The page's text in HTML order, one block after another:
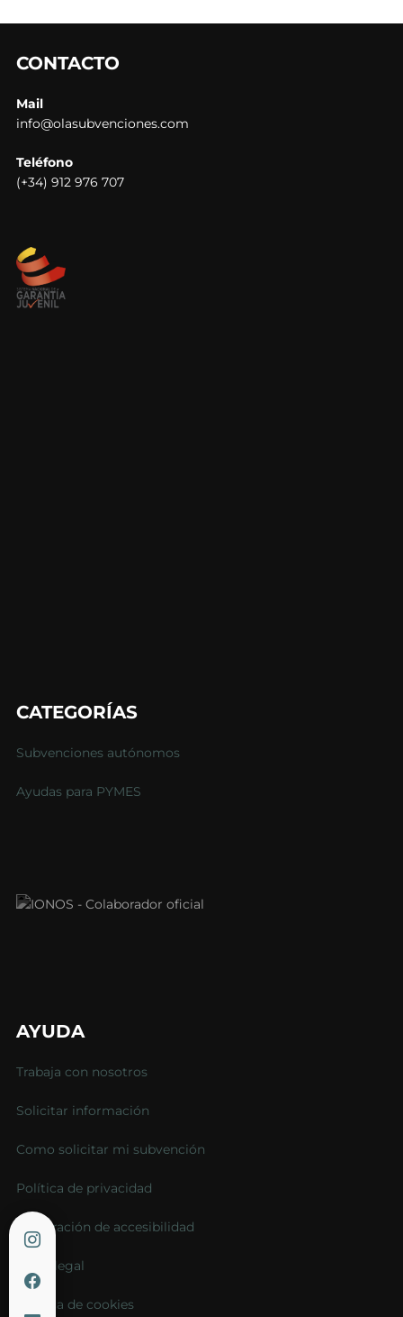
CONTACTO
Mail
info@olasubvenciones.com
Teléfono
(+34) 912 976 707
CATEGORÍAS
Subvenciones autónomos
Ayudas para PYMES
AYUDA
Trabaja con nosotros
Solicitar información
Como solicitar mi subvención
Política de privacidad
Declaración de accesibilidad
Aviso legal
Política de cookies